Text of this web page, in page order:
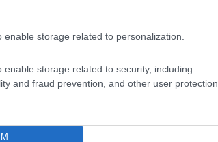
enable storage related to personalization.
enable storage related to security, including
and fraud prevention, and other user protection.